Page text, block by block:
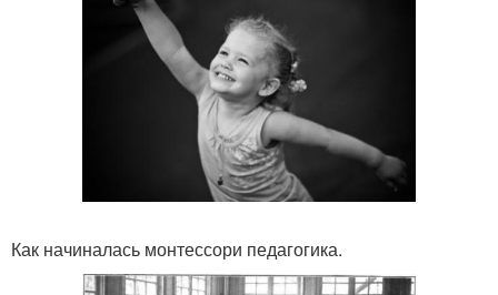
Как начиналась монтессори педагогика.